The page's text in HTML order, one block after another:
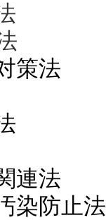
策法
連法
染防止法